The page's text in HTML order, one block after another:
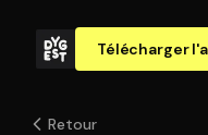
Télécharger
Retour